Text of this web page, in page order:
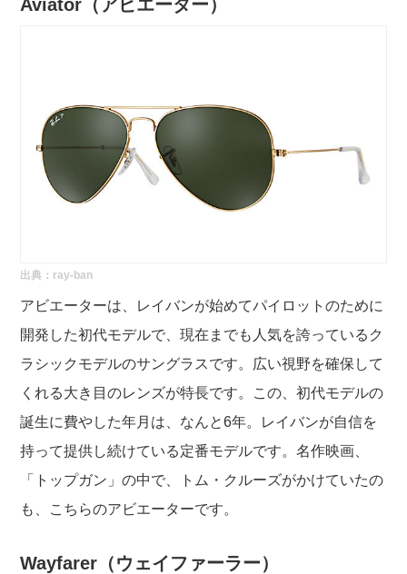
Aviator（アビエーター）
出典： ray-ban
アビエーターは、レイバンが始めてパイロットのために
開発した初代モデルで、現在までも人気を誇っているク
ラシックモデルのサングラスです。広い視野を確保して
くれる大き目のレンズが特長です。この、初代モデルの
誕生に費やした年月は、なんと6年。レイバンが自信を
持って提供し続けている定番モデルです。名作映画、
「トップガン」の中で、トム・クルーズがかけていたの
も、こちらのアビエーターです。
Wayfarer（ウェイファーラー）